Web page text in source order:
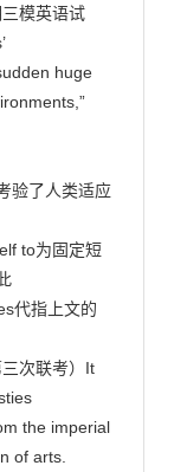
模英语试
huge
验了人类适应
to为固定短
代指上文的
次联考）It
the imperial
of arts.